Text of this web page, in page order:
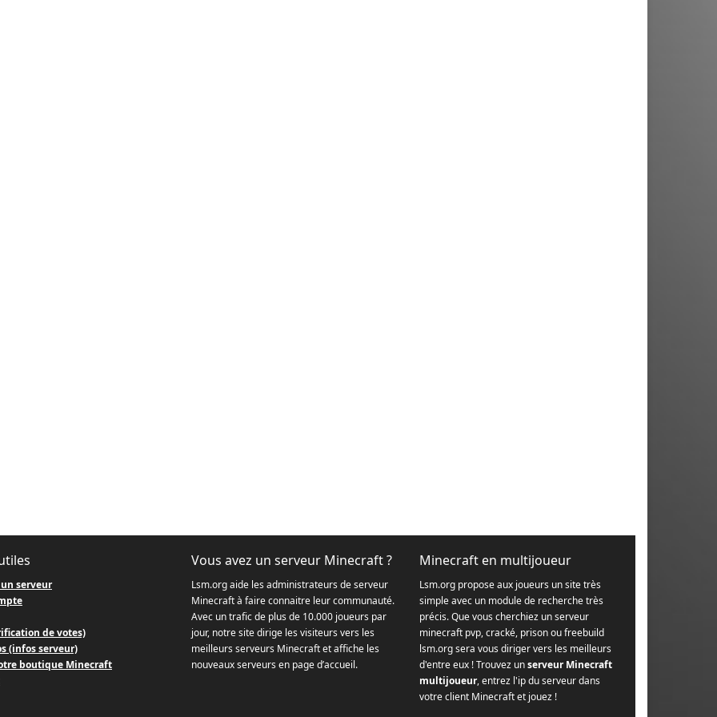
serveur
de votes)
(infos serveur)
boutique Minecraft
Vous avez un serveur Minecraft ?
Lsm.org aide les administrateurs de serveur
Minecraft à faire connaitre leur communauté.
Avec un trafic de plus de 10.000 joueurs par
jour, notre site dirige les visiteurs vers les
meilleurs serveurs Minecraft et affiche les
nouveaux serveurs en page d’accueil.
Minecraft en multijoueur
Lsm.org propose aux joueurs un site très
simple avec un module de recherche très
précis. Que vous cherchiez un serveur
minecraft pvp, cracké, prison ou freebuild
lsm.org sera vous diriger vers les meilleurs
d'entre eux ! Trouvez unserveur Minecraft
multijoueur, entrez l'ip du serveur dans
votre client Minecraft et jouez !